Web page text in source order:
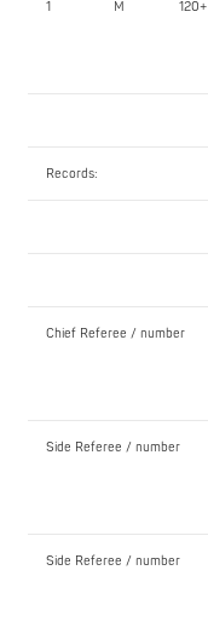
1 M 120+
Records:
Chief Referee / number
Side Referee / number
Side Referee / number